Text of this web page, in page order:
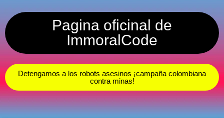
Pagina oficinal de
ImmoralCode
Detengamos a los robots asesinos ¡campaña colombiana
contra minas!